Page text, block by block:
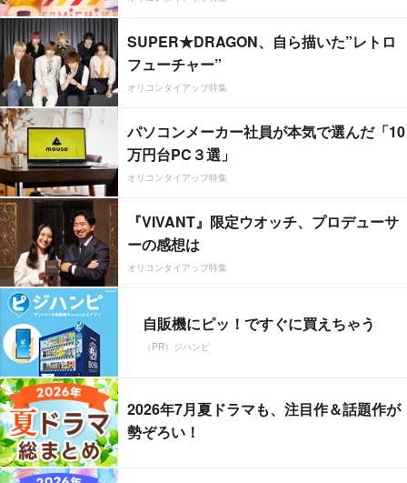
SUPER★DRAGON、自ら描いた”レトロ
フューチャー”
オリコンタイアップ特集
パソコンメーカー社員が本気で選んだ「10
万円台PC３選」
オリコンタイアップ特集
『VIVANT』限定ウオッチ、プロデューサ
ーの感想は
オリコンタイアップ特集
自販機にピッ！ですぐに買えちゃう
（PR）ジハンピ
2026年7月夏ドラマも、注目作＆話題作が
勢ぞろい！